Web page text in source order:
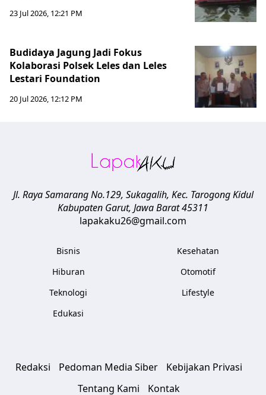
23 Jul 2026, 12:21 PM
Budidaya Jagung Jadi Fokus
Kolaborasi Polsek Leles dan Leles
Lestari Foundation
20 Jul 2026, 12:12 PM
Jl. Raya Samarang No.129, Sukagalih, Kec. Tarogong Kidul
Kabupaten Garut, Jawa Barat45311
lapakaku26@gmail.com
Bisnis
Hiburan
Teknologi
Edukasi
Kesehatan
Otomotif
Lifestyle
Redaksi Pedoman Media Siber
Kebijakan Privasi
Tentang Kami
Kontak